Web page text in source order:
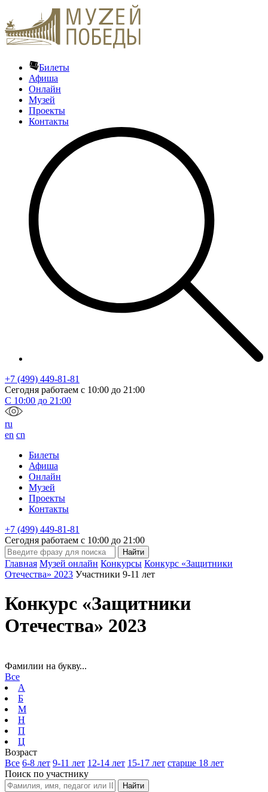
Билеты
Афиша
Онлайн
Музей
Проекты
Контакты
+7 (499) 449-81-81
Сегодня работаем с 10:00 до 21:00
С 10:00 до 21:00
ru
en cn
Билеты
Афиша
Онлайн
Музей
Проекты
Контакты
+7 (499) 449-81-81
Сегодня работаем с 10:00 до 21:00
Главная Музей онлайн Конкурсы Конкурс «Защитники
Отечества» 2023 Участники 9-11 лет
Конкурс «Защитники
Отечества» 2023
Фамилии на букву...
Все
А
Б
М
Н
П
Ц
Возраст
Все 6-8 лет 9-11 лет 12-14 лет 15-17 лет старше 18 лет
Поиск по участнику
Найти